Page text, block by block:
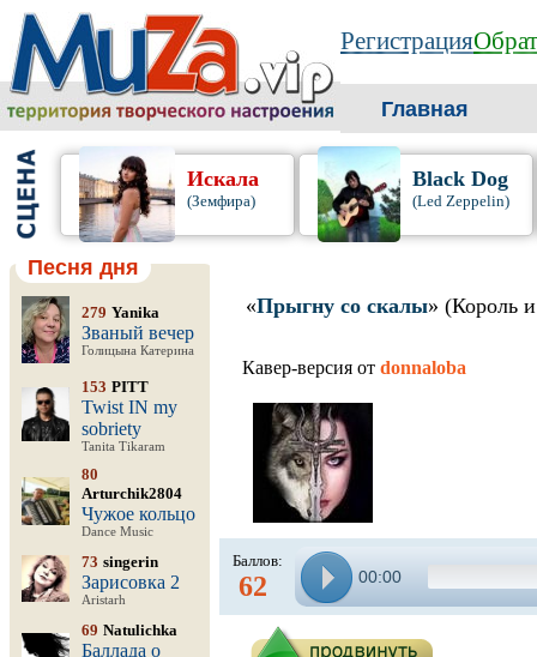
Регистрация
Главная
Искала
(Земфира)
Black Dog
(Led Zeppelin)
Песня дня
279 Yanika
Званый вечер
Голицына Катерина
153 PITT
Twist IN my
sobriety
Tanita Tikaram
80
Arturchik2804
Чужое кольцо
Dance Music
73 singerin
Зарисовка 2
Aristarh
69 Natulichka
Баллада о
«Прыгну со скалы» (Король
Кавер-версия от donnaloba
Баллов:
62 00:00